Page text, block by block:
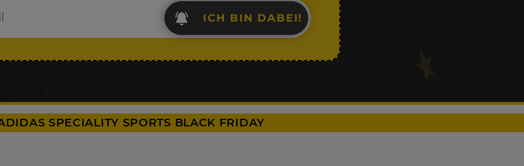
ICH BIN DABEI!
SPECIALITY SPORTS BLACK FRIDAY